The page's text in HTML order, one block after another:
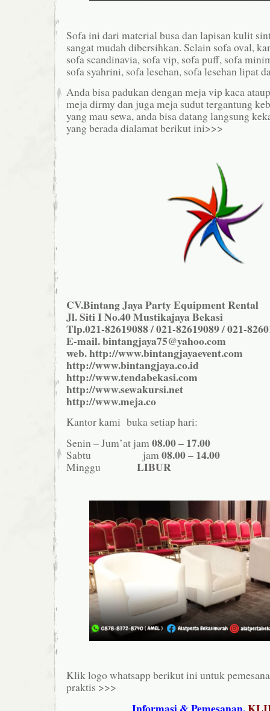
Sofa ini dari material busa dan lapisan kulit
sangat mudah dibersihkan. Selain sofa oval,
sofa scandinavia, sofa vip, sofa puff, sofa
sofa syahrini, sofa lesehan, sofa lesehan lipat
Anda bisa padukan dengan meja vip kaca
meja dirmy dan juga meja sudut tergantung
yang mau sewa, anda bisa datang langsung
yang berada dialamat berikut ini>>>
CV.Bintang Jaya Party Equipment Rental
Jl. Siti I No.40 Mustikajaya Bekasi
Tlp.021-82619088 / 021-82619089 / 021-
E-mail. bintangjaya75@yahoo.com
web. http://www.bintangjayaevent.com
http://www.bintangjaya.co.id
http://www.tendabekasi.com
http://www.sewakursi.net
http://www.meja.co
Kantor kami buka setiap hari:
Senin – Jum’at jam 08.00 – 17.00
Sabtu jam 08.00 – 14.00
Minggu LIBUR
Klik logo whatsapp berikut ini untuk
praktis >>>
Informasi & Pemesanan,